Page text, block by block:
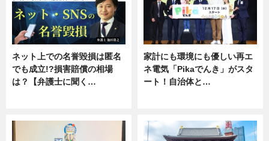
ネット上での名誉毀損は匿名
でも成立!?損害賠償の相場
は？【弁護士に聞く…
家計にも環境にも優しい再エ
ネ電気「Pikaでんき」がスタ
ート！自治体と…